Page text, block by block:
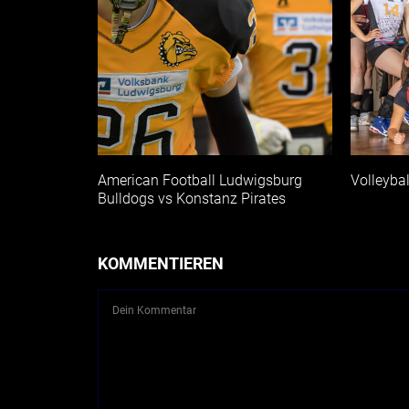
American Football Ludwigsburg
Bulldogs vs Konstanz Pirates
KOMMENTIEREN